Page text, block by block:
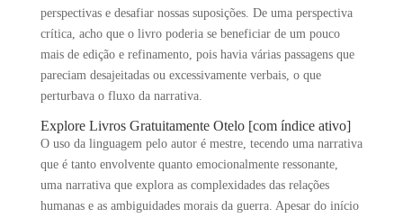
perspectivas e desafiar nossas suposições. De uma perspectiva
crítica, acho que o livro poderia se beneficiar de um pouco
mais de edição e refinamento, pois havia várias passagens que
pareciam desajeitadas ou excessivamente verbais, o que
perturbava o fluxo da narrativa.
Explore Livros Gratuitamente Otelo [com índice ativo]
O uso da linguagem pelo autor é mestre, tecendo uma narrativa
que é tanto envolvente quanto emocionalmente ressonante,
uma narrativa que explora as complexidades das relações
humanas e as ambiguidades morais da guerra. Apesar do início